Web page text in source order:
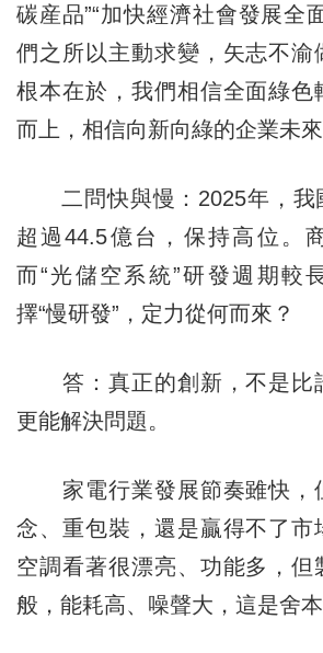
碳産品”“加快經濟社會發展全
們之所以主動求變，矢志不渝
根本在於，我們相信全面綠色
而上，相信向新向綠的企業未來
二問快與慢：2025年，我
超過44.5億台，保持高位。
而“光儲空系統”研發週期較
擇“慢研發”，定力從何而來？
答：真正的創新，不是比
更能解決問題。
家電行業發展節奏雖快，
念、重包裝，還是贏得不了市
空調看著很漂亮、功能多，但
般，能耗高、噪聲大，這是舍本